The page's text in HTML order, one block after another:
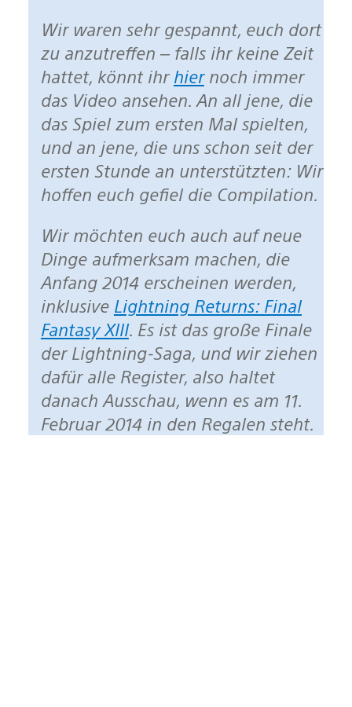
Wir waren sehr gespannt, euch dort
zu anzutreffen – falls ihr keine Zeit
hattet, könnt ihr hiernoch immer
das Video ansehen. An all jene, die
das Spiel zum ersten Mal spielten,
und an jene, die uns schon seit der
ersten Stunde an unterstützten: Wir
hoffen euch gefiel die Compilation.
Wir möchten euch auch auf neue
Dinge aufmerksam machen, die
Anfang 2014 erscheinen werden,
inklusive Lightning Returns: Final
Fantasy XIII. Es ist das große Finale
der Lightning-Saga, und wir ziehen
dafür alle Register, also haltet
danach Ausschau, wenn es am 11.
Februar 2014 in den Regalen steht.